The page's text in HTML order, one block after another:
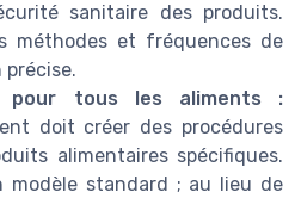
sanitaire des produits.
méthodes et fréquences de
pour tous les aliments :
doit créer des procédures
alimentaires spécifiques.
modèle standard ; au lieu de